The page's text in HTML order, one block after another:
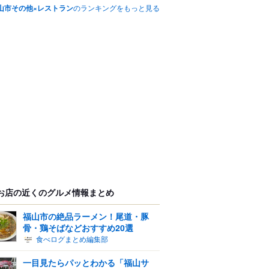
市その他×レストランのランキングをもっと見る
店の近くのグルメ情報まとめ
福山市の絶品ラーメン！尾道・豚
骨・鶏そばなどおすすめ20選
食べログまとめ編集部
一目見たらパッとわかる「福山サ